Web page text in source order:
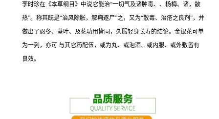
李时珍在《本草纲目》中说它能治“一切气及诸肿毒、、杨梅、诸，散
热”。称其既是“治风除胀，解痢逐尸”之，又为“散毒、治疮之良剂”，并
做出了忍冬、茎叶、及花功用皆同，久服轻身长寿的结论。金银花可单
为一列，亦可 与其它药配伍，或为丸、或泡酒、或内服、或外敷皆有
良效。